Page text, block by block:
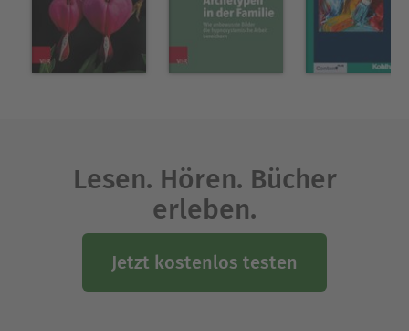
Lesen. Hören. Bücher
erleben.
Jetzt kostenlos testen